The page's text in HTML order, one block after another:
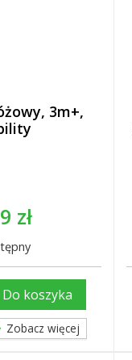
3m+,
zł
Do koszyka
Zobacz więcej